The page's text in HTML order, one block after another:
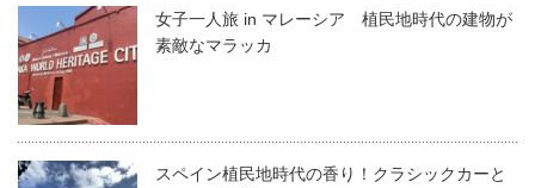
女子一人旅 in マレーシア 植民地時代の建物が
素敵なマラッカ
スペイン植民地時代の香り！クラシックカーと